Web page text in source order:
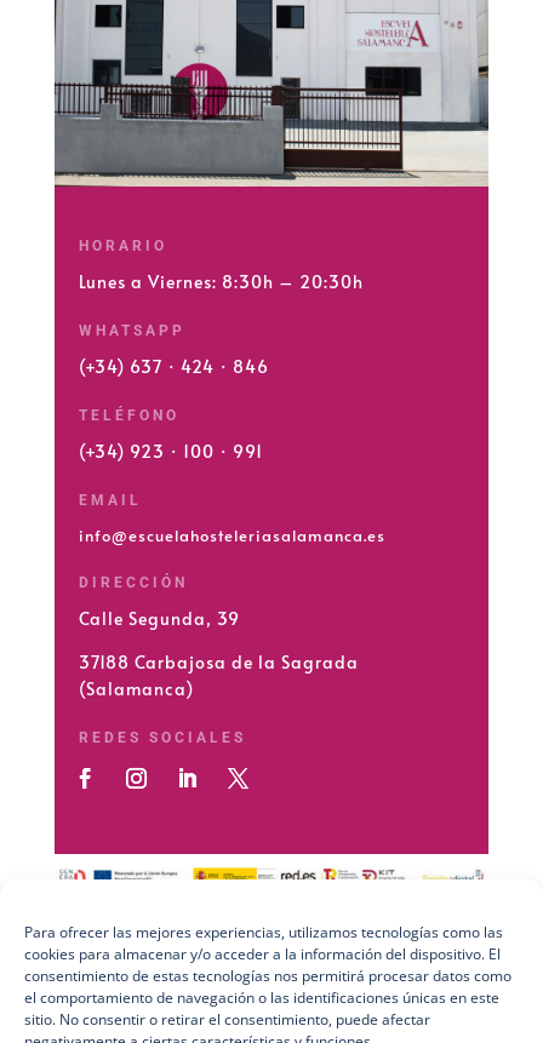
Para ofrecer las mejores experiencias, utilizamos tecnologías como las
cookies para almacenar y/o acceder a la información del dispositivo. El
consentimiento de estas tecnologías nos permitirá procesar datos como
el comportamiento de navegación o las identificaciones únicas en este
sitio. No consentir o retirar el consentimiento, puede afectar
HORARIO
Lunes a Viernes: 8:30h – 20:30h
WHATSAPP
(+34) 637 · 424 · 846
TELÉFONO
(+34) 923 · 100 · 991
EMAIL
info@escuelahosteleriasalamanca.es
DIRECCIÓN
Calle Segunda, 39
37188 Carbajosa de la Sagrada
(Salamanca)
REDES SOCIALES
Preguntas Frecuentes (FAQs)
Aviso Legal